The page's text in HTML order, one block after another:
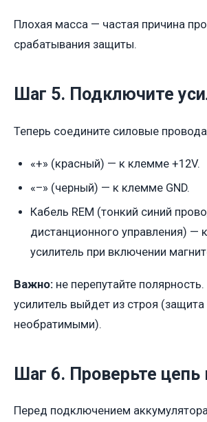
Плохая масса — частая причина
срабатывания защиты.
Шаг 5. Подключите
Теперь соедините силовые
«+» (красный) — к клемме +12V.
«–» (черный) — к клемме GND.
Кабель REM (тонкий синий
дистанционного управления) —
усилитель при включении
Важно: не перепутайте
усилитель выйдет из строя
необратимыми).
Шаг 6. Проверьте
Перед подключением